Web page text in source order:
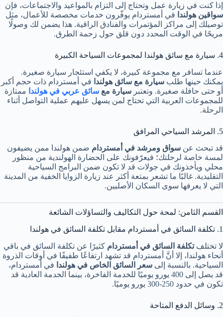
إذا كنت في زيارة عمل وتحتاج إلى التزام بالمواعيد والاجتماعات، فإن
سواقين هولندا في أمستردام يوفّرون خدمات مخصصة للأعمال، مثل
توصيلك إلى مراكز المؤتمرات والفنادق الراقية. هذا يضمن لك وصولًا
مريحًا في الوقت المحدد دون قلق حول زحمة الطرق.
4. سيارة مع سائق هولندا لمجموعات السياحة الكبيرة
عندما تسافر مع مجموعة كبيرة، لا يكفي استئجار سيارة صغيرة.
يمكنك حينها طلب سيارة مع سائق هولندا في أمستردام ذات حجم أكبر
أو حتى حافلة صغيرة. وتعتبر سيارة مع سائق عربي في هولندا ممتازة
للمجموعات العربية التي تحتاج لمن يسهل عليهم عملية التواصل أثناء
الرحلة.
5. المرشد السياحي المرافق
قد تبحث عن سواق ومرشد في أمستردام ضمن هولندا ممن يضيفون
لمسة خاصة لرحلتك؛ فيعرّفونك على الحضارة الهولندية من منظور
محلي ويأخذونك في جولات قد لا تكون ضمن البرامج السياحية
التقليدية. غالبًا ما تشعر بمتعة أكثر عند زيارة الزوايا الخفية من المدينة
التي لا يعرفها سوى السكان الأصليين.
القسم الثامن: لمحة حول التكاليف والتساؤلات الشائعة
1. تكلفة السائق في أمستردام مقابل تكلفة السائق في هولندا
لا تختلفتكلفة السائق في أمستردام كثيرًا عن تكلفة السائق في باقي
أنحاء هولندا، إلا أنَّ أمستردام قد تشهد ارتفاعًا طفيفًا في أوقات الذروة
السياحية. بالنسبة إلى سعر السائق الخاص في هولندا في أمستردام،
قد يصل إلى 400 يورو يوميًا للخدمة الفاخرة، بينما الخدمة العادية قد
تكون في حدود 250-300 يورو يوميًا.
2. وسائل الدفع المتاحة